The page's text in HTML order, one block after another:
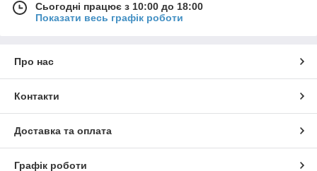
Сьогодні працює з 10:00 до 18:00
Показати весь графік роботи
Про нас
Контакти
Доставка та оплата
Графік роботи